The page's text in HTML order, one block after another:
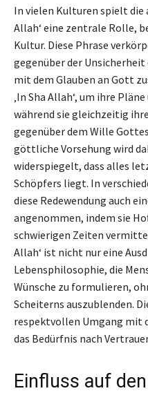
In vielen Kulturen spielt die
Allah‘ eine zentrale Rolle,
Kultur. Diese Phrase
gegenüber der Unsicherheit
mit dem Glauben an Gott
‚In Sha Allah‘, um ihre
während sie gleichzeitig
gegenüber dem Wille
göttliche Vorsehung wird
widerspiegelt, dass alles
Schöpfers liegt. In
diese Redewendung auch
angenommen, indem sie
schwierigen Zeiten
Allah‘ ist nicht nur eine
Lebensphilosophie, die
Wünsche zu formulieren,
Scheiterns auszublenden.
respektvollen Umgang mit
das Bedürfnis nach
Einfluss auf